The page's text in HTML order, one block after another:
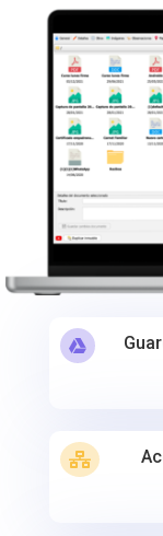

